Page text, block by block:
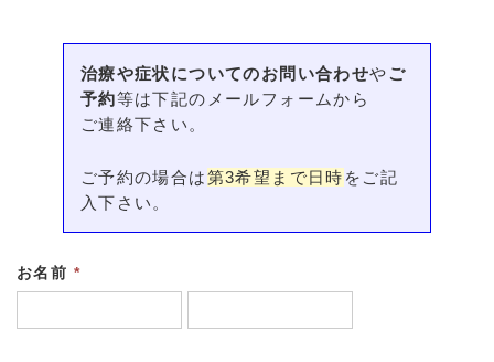
治療や症状についてのお問い合わせやご
予約等は下記のメールフォームから
ご連絡下さい。
ご予約の場合は第3希望まで日時 をご記
入下さい。
お名前 *